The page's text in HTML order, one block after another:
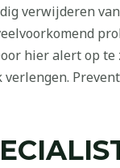
verwijderen
hier alert op